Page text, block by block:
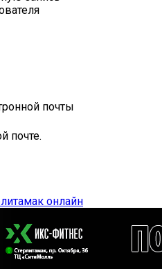
почты
почте.
онлайн